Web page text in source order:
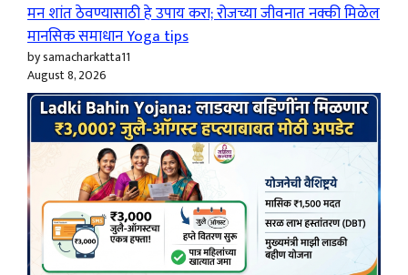
मन शांत ठेवण्यासाठी हे उपाय करा; रोजच्या जीवनात नक्की मिळेल
मानसिक समाधान Yoga tips
by samacharkatta11
August 8, 2026